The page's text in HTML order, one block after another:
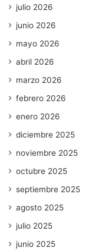
julio 2026
junio 2026
mayo 2026
abril 2026
marzo 2026
febrero 2026
enero 2026
diciembre 2025
noviembre 2025
octubre 2025
septiembre 2025
agosto 2025
julio 2025
junio 2025